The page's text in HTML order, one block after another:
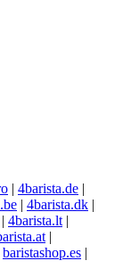
| 4barista.de |
| 4barista.dk |
| 4barista.lt |
|
baristashop.es |